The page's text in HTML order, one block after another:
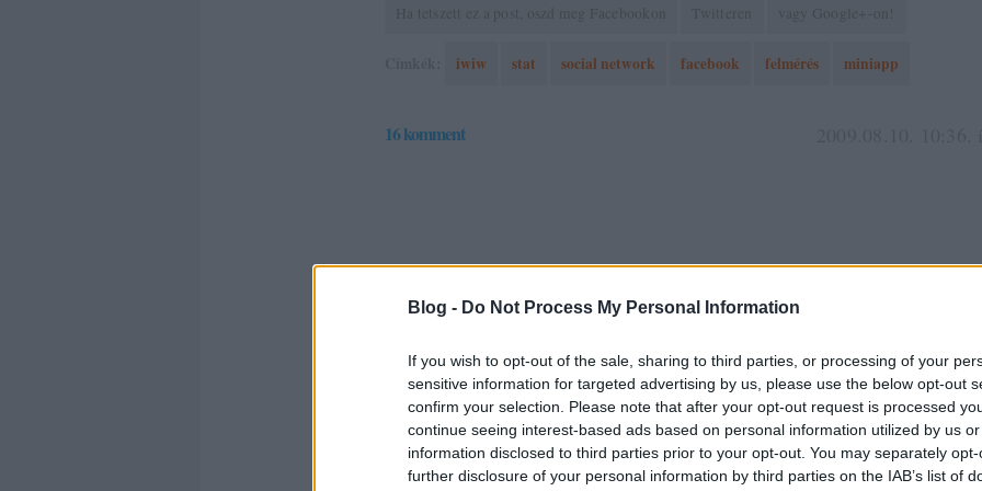
Blog - Do Not Process My Personal Information
If you wish to opt-out of the sale, sharing to third parties, or processing of your
sensitive information for targeted advertising by us, please use the below opt-out
confirm your selection. Please note that after your opt-out request is processed
continue seeing interest-based ads based on personal information utilized by us
information disclosed to third parties prior to your opt-out. You may separately
further disclosure of your personal information by third parties on the IAB’s list of
iwiw stat social network facebook felmérés miniapp
16komment
A KISALKALMAZÁSOK
ARANYKORA